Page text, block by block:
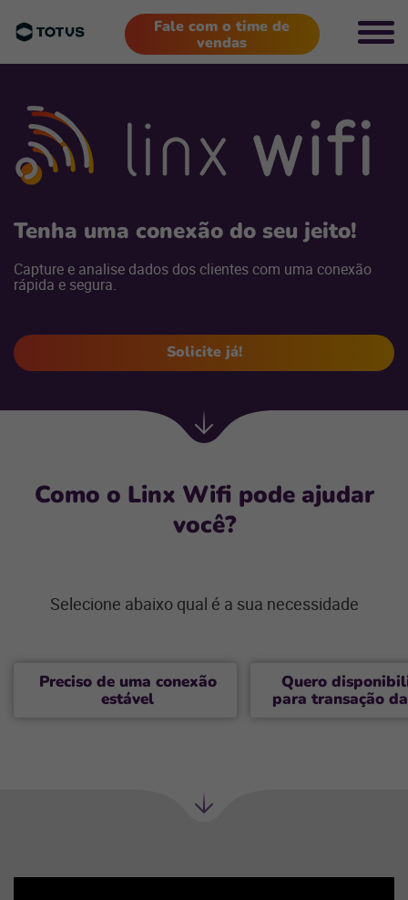
Fale com o time de
vendas
Tenha uma conexão do seu jeito!
Capture e analise dados dos clientes com uma conexão
rápida e segura.
Solicite já!
Como o Linx Wifi pode ajudar
você?
Selecione abaixo qual é a sua necessidade
Preciso de uma conexão
estável
Quero
para transação
Próxima